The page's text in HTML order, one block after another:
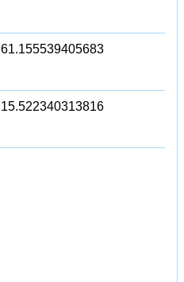
61.155539405683
15.522340313816